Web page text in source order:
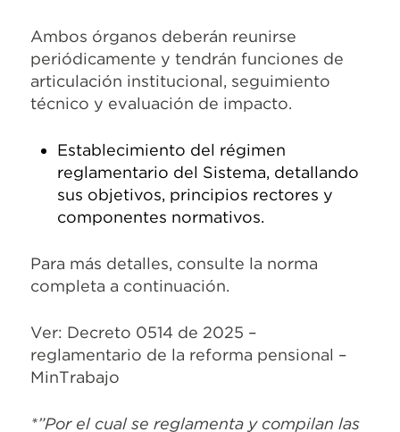
Ambos órganos deberán reunirse
periódicamente y tendrán funciones de
articulación institucional, seguimiento
técnico y evaluación de impacto.
Establecimiento del régimen
reglamentario del Sistema, detallando
sus objetivos, principios rectores y
componentes normativos.
Para más detalles, consulte la norma
completa a continuación.
Ver: Decreto 0514 de 2025 –
reglamentario de la reforma pensional –
MinTrabajo
*”Por el cual se reglamenta y compilan las